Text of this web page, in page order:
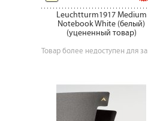
Leuchtturm1917 Medium
Notebook White (белый)
(уцененный товар)
Товар более недоступен для